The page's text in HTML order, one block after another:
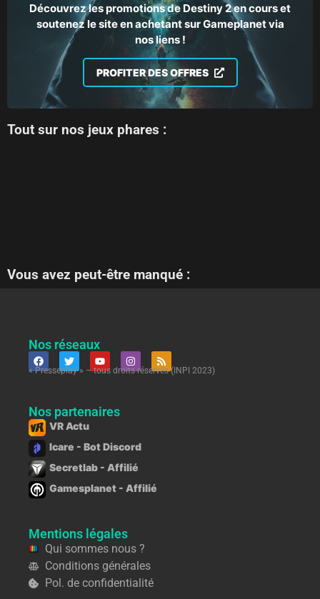
Découvrez les promotions de Destiny 2 en cours et
soutenez le site en achetant sur Gameplanet via
nos liens !
PROFITER DES OFFRES
Tout sur nos jeux phares :
Vous avez peut-être manqué :
Nos réseaux
« Presseplay » – tous droits réservés (INPI 2023)
Nos partenaires
VR Actu
Icare - Bot Discord
Secretlab - Affilié
Gamesplanet - Affilié
Mentions légales
Qui sommes nous ?
Conditions générales
Pol. de confidentialité